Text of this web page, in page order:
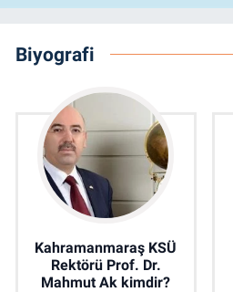
Biyografi
Kahramanmaraş KSÜ
Rektörü Prof. Dr.
Mahmut Ak kimdir?